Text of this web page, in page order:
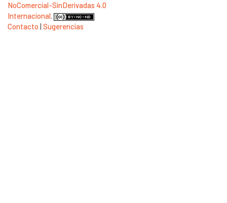
NoComercial-SinDerivadas 4.0
Internacional.
Contacto |Sugerencias